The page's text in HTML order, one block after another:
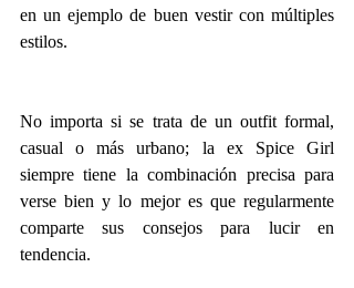
en un ejemplo de buen vestir con múltiples
estilos.
No importa si se trata de un outfit formal,
casual o más urbano; la ex Spice Girl
siempre tiene la combinación precisa para
verse bien y lo mejor es que regularmente
comparte sus consejos para lucir en
tendencia.